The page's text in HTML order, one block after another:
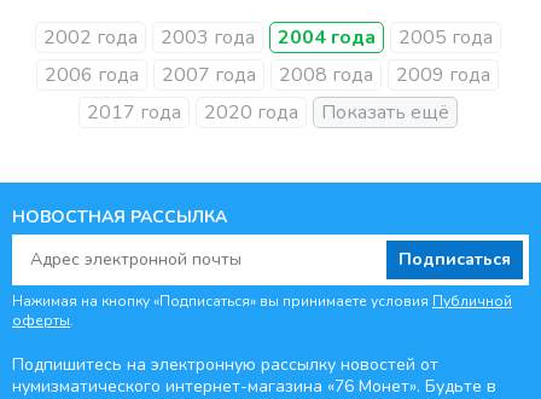
2002 года 2003 года 2004 года
2005 года
2006 года
2007 года 2008 года
2009 года
2017 года
2020 года
НОВОСТНАЯ РАССЫЛКА
Подписаться
Нажимая на кнопку «Подписаться» вы принимаете условия Публичной
оферты.
Подпишитесь на электронную рассылку новостей от
нумизматического интернет-магазина «76 Монет». Будьте в